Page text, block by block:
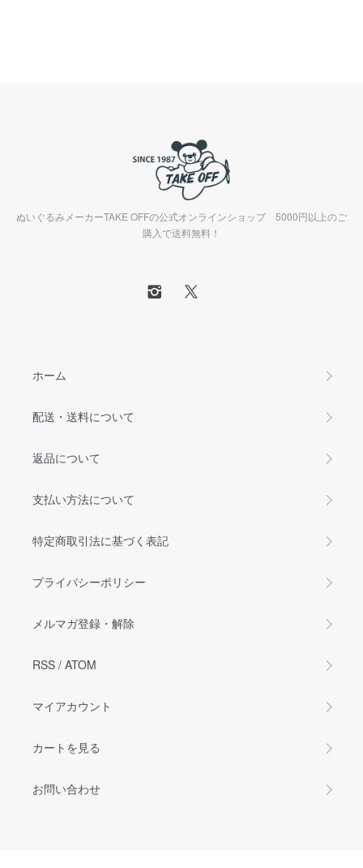
ぬいぐるみメーカーTAKE OFFの公式オンラインショップ 5000円以上のご
購入で送料無料！
ホーム
配送・送料について
返品について
支払い方法について
特定商取引法に基づく表記
プライバシーポリシー
メルマガ登録・解除
RSS / ATOM
マイアカウント
カートを見る
お問い合わせ